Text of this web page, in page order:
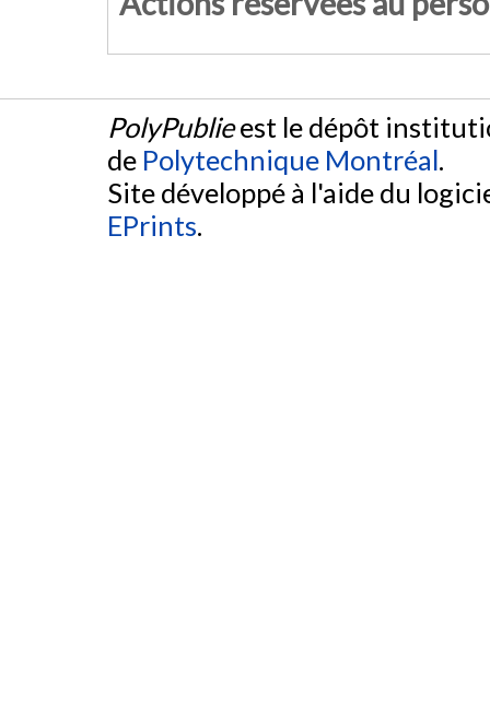
PolyPublieest le dépôt
de Polytechnique Montréal.
Site développé à l'aide du
EPrints.